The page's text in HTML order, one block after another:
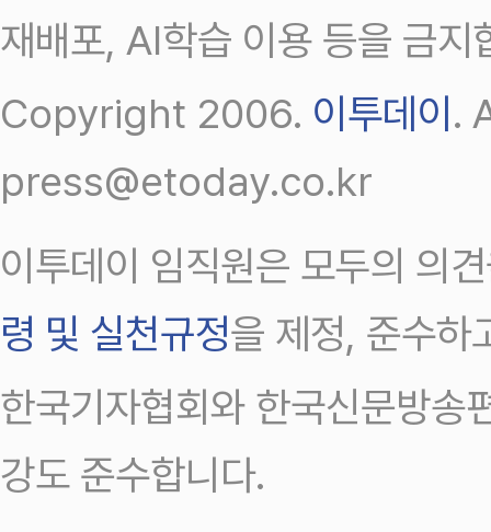
재배포, AI학습 이용 등을 금지
Copyright 2006. 이투데이.
press@etoday.co.kr
이투데이 임직원은 모두의 의
령 및 실천규정을 제정, 준수하
한국기자협회와 한국신문방송
강도 준수합니다.